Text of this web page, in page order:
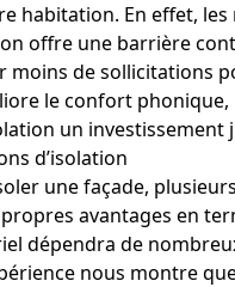
habitation. En effet, les
offre une barrière
moins de sollicitations
le confort
un investissement
d’isolation
une façade,
avantages en
dépendra de
nous montre